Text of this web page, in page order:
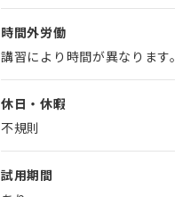
時間外労働
講習により時間が異なります。
休日・休暇
不規則
試用期間